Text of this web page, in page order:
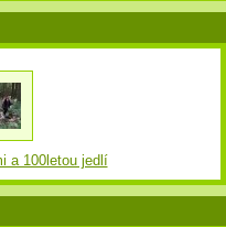
a 100letou jedlí